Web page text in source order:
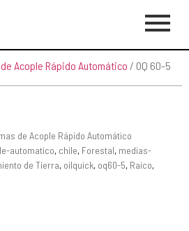
Acople Rápido Automático / OQ 60-5
de Acople Rápido Automático
automatico, chile, Forestal, medias-
de Tierra, oilquick, oq60-5, Raico,